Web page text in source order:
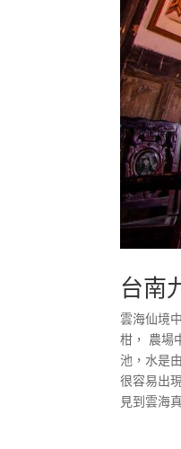
台南
雲海仙境
柑， 農場
池，水是
很容易出
見到雲海